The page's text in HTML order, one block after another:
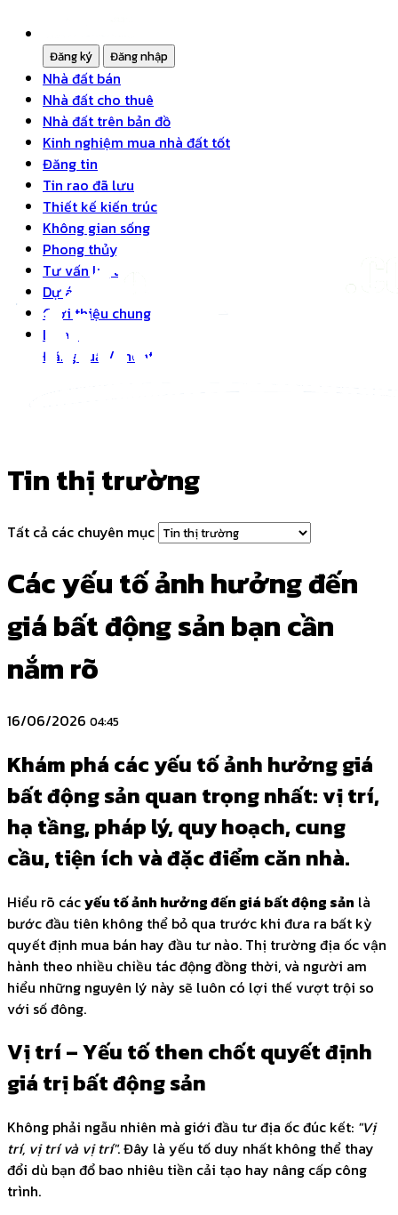
Nhà đất bán
Nhà đất cho thuê
Nhà đất trên bản đồ
Kinh nghiệm mua nhà đất tốt
Đăng tin
Tin rao đã lưu
Thiết kế kiến trúc
Không gian sống
Phong thủy
Tư vấn luật
Dự án
Giới thiệu chung
Liên hệ
Đăng xuất/Thoát
Tin thị trường
Tất cả các chuyên mục
Các yếu tố ảnh hưởng đến
giá bất động sản bạn cần
nắm rõ
16/06/2026 04:45
Khám phá các yếu tố ảnh hưởng giá
bất động sản quan trọng nhất: vị trí,
hạ tầng, pháp lý, quy hoạch, cung
cầu, tiện ích và đặc điểm căn nhà.
Hiểu rõ cácyếu tố ảnh hưởng đến giá bất động sản là
bước đầu tiên không thể bỏ qua trước khi đưa ra bất kỳ
quyết định mua bán hay đầu tư nào. Thị trường địa ốc vận
hành theo nhiều chiều tác động đồng thời, và người am
hiểu những nguyên lý này sẽ luôn có lợi thế vượt trội so
với số đông.
Vị trí – Yếu tố then chốt quyết định
giá trị bất động sản
Không phải ngẫu nhiên mà giới đầu tư địa ốc đúc kết: "Vị
trí, vị trí và vị trí". Đây là yếu tố duy nhất không thể thay
đổi dù bạn đổ bao nhiêu tiền cải tạo hay nâng cấp công
trình.